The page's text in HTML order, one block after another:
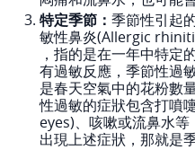
特定季節： 季節性引起
敏性鼻炎(Allergic
，指的是在一年中特定
有過敏反應，季節性過
是春天空氣中的花粉數
性過敏的症狀包含打噴
eyes)、咳嗽或流鼻水
出現上述症狀，那就是